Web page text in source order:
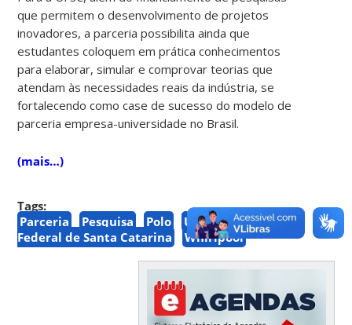
que permitem o desenvolvimento de projetos
inovadores, a parceria possibilita ainda que
estudantes coloquem em prática conhecimentos
para elaborar, simular e comprovar teorias que
atendam às necessidades reais da indústria, se
fortalecendo como case de sucesso do modelo de
parceria empresa-universidade no Brasil.
(mais…)
Tags:
Parceria
Pesquisa Polo UFSC
Universidade
Federal de Santa Catarina
Whirlpool